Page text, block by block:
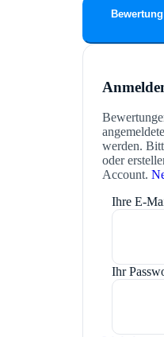
werden.
oder
Account.
Ihre E-
Ihr